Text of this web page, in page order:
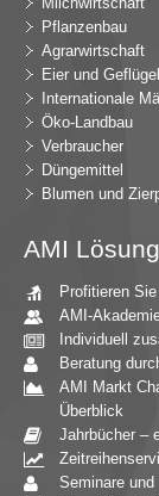
Pflanzenbau
Agrarwirtschaft
Eier und Geflügel
Internationale
Öko-Landbau
Verbraucher
Düngemittel
Blumen und
AMI
Profitieren
AMI-
Individuell
Beratung
AMI Markt
Überblick
Jahrbücher –
Seminare und